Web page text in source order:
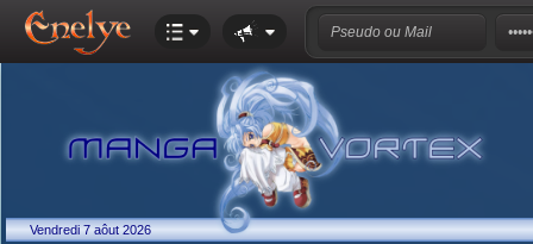
Vendredi 7 aôut 2026